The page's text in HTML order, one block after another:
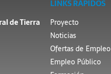
de Tierra
LINKS RÁPIDOS
Proyecto
Noticias
Ofertas de Empleo
Empleo Público